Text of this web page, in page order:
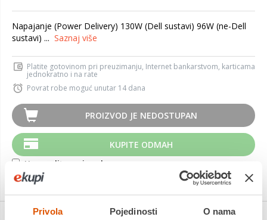
Privola Pojedinosti O nama
Napajanje (Power Delivery) 130W (Dell sustavi) 96W (ne-Dell
sustavi) ... Saznaj više
Platite gotovinom pri preuzimanju, Internet bankarstvom, karticama
jednokratno i na rate
Povrat robe moguć unutar 14 dana
PROIZVOD JE NEDOSTUPAN
KUPITE ODMAH
Usporedite proizvod